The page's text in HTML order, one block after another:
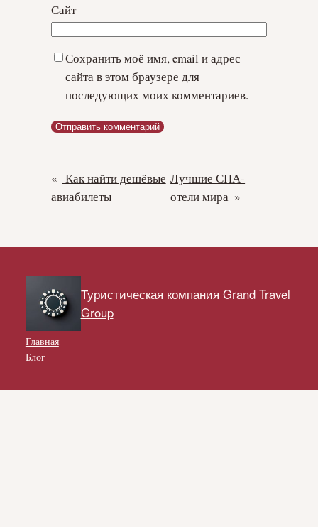
Сайт
Сохранить моё имя, email и адрес
сайта в этом браузере для
последующих моих комментариев.
« Как найти дешёвые
авиабилеты
Лучшие СПА-
отели мира »
Туристическая компания Grand Travel
Group
Главная
Блог